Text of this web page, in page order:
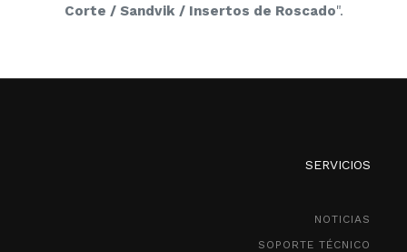
Corte / Sandvik / Insertos de Roscado".
SERVICIOS
NOTICIAS
SOPORTE TÉCNICO